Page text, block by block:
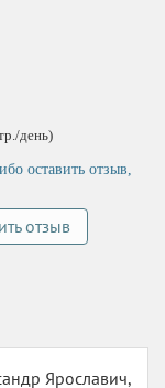
день)
оставить отзыв,
отзыв
Ярославич,